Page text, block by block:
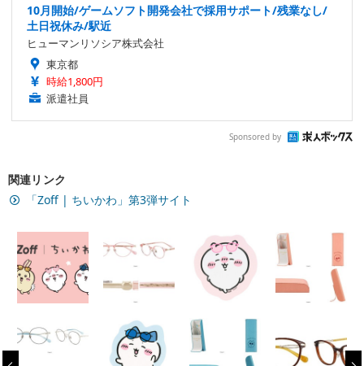
10月開始/ゲームソフト開発会社で採用サポート/残業なし/
土日祝休み/駅近
ヒューマンリソシア株式会社
東京都
時給1,800円
派遣社員
Sponsored by
関連リンク
「Zoff | ちいかわ」第3弾サイト